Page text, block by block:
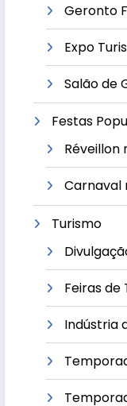
Geronto
Expo
Salão de
Festas
Réveillon
Carnaval
Turismo
Feiras de
Indústria